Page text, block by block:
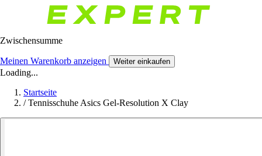
Zwischensumme
Meinen Warenkorb anzeigen Weiter einkaufen
Loading...
Startseite
/ Tennisschuhe Asics Gel-Resolution X Clay